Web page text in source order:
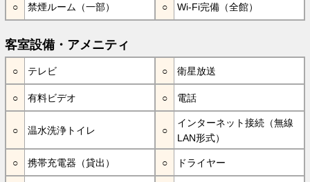
禁煙ルーム（一部） Wi-Fi完備（全館）
客室設備・アメニティ
テレビ 衛星放送
有料ビデオ 電話
温水洗浄トイレ
インターネット接続（無線
LAN形式）
携帯充電器（貸出） ドライヤー